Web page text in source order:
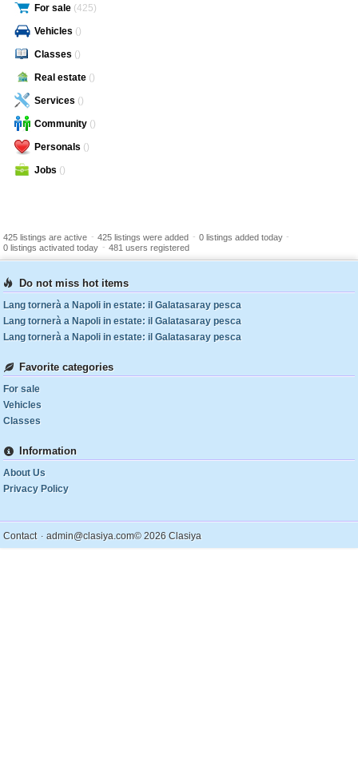
For sale (425)
Vehicles ()
Classes ()
Real estate ()
Services ()
Community ()
Personals ()
Jobs ()
425 listings are active - 425 listings were added - 0 listings added today -
0 listings activated today - 481 users registered
Do not miss hot items
Lang tornerà a Napoli in estate: il Galatasaray pesca
Lang tornerà a Napoli in estate: il Galatasaray pesca
Lang tornerà a Napoli in estate: il Galatasaray pesca
Favorite categories
For sale
Vehicles
Classes
Information
About Us
Privacy Policy
Contact . admin@clasiya.com© 2026 Clasiya